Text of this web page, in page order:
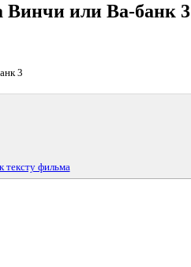
Винчи или Ва-банк 3
3
тексту фильмa